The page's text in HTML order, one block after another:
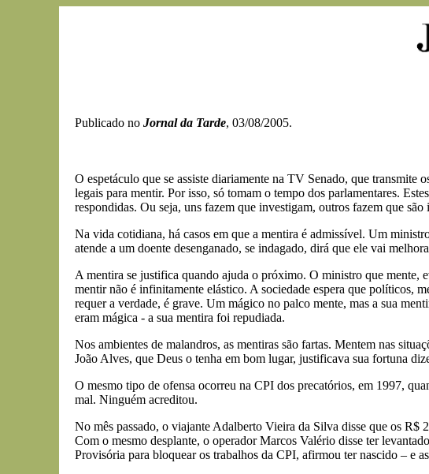
Publicado no Jornal da Tarde, 03/08/2005.
O espetáculo que se assiste diariamente na TV Senado, que
legais para mentir. Por isso, só tomam o tempo dos parlamentares.
respondidas. Ou seja, uns fazem que investigam, outros fazem que
Na vida cotidiana, há casos em que a mentira é admissível. Um
atende a um doente desenganado, se indagado, dirá que ele vai
A mentira se justifica quando ajuda o próximo. O ministro que mente,
mentir não é infinitamente elástico. A sociedade espera que políticos,
requer a verdade, é grave. Um mágico no palco mente, mas a sua
eram mágica - a sua mentira foi repudiada.
Nos ambientes de malandros, as mentiras são fartas. Mentem nas
João Alves, que Deus o tenha em bom lugar, justificava sua fortuna
O mesmo tipo de ofensa ocorreu na CPI dos precatórios, em 1997,
mal. Ninguém acreditou.
No mês passado, o viajante Adalberto Vieira da Silva disse que os R$
Com o mesmo desplante, o operador Marcos Valério disse ter
Provisória para bloquear os trabalhos da CPI, afirmou ter nascido – e